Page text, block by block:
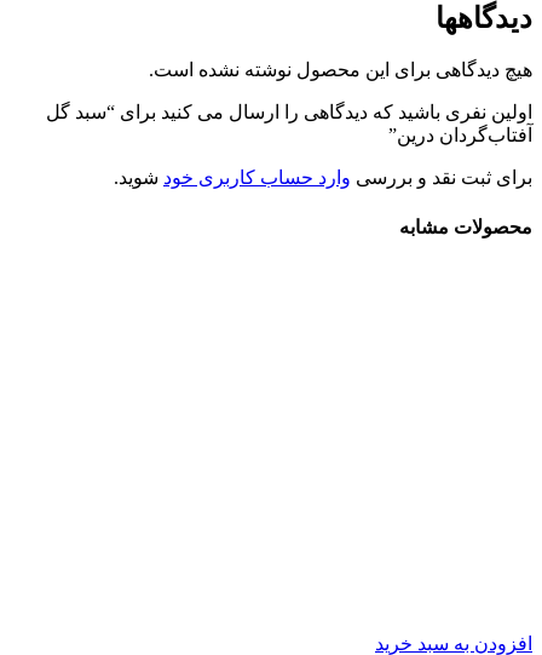
دیدگاهها
هیچ دیدگاهی برای این محصول نوشته نشده است.
اولین نفری باشید که دیدگاهی را ارسال می کنید برای “سبد گل
آفتاب‌گردان درین”
برای ثبت نقد و بررسی وارد حساب کاربری خود شوید.
محصولات مشابه
افزودن به سبد خرید